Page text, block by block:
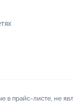
в прайс-листе, не